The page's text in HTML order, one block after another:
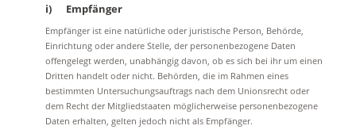
i) Empfänger
Empfänger ist eine natürliche oder juristische Person, Behörde,
Einrichtung oder andere Stelle, der personenbezogene Daten
offengelegt werden, unabhängig davon, ob es sich bei ihr um einen
Dritten handelt oder nicht. Behörden, die im Rahmen eines
bestimmten Untersuchungsauftrags nach dem Unionsrecht oder
dem Recht der Mitgliedstaaten möglicherweise personenbezogene
Daten erhalten, gelten jedoch nicht als Empfänger.